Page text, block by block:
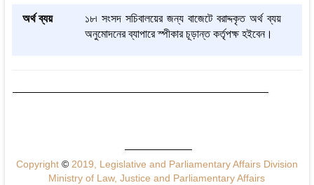
অর্থ ব্যয়
১৮৷ সংসদ সচিবালয়ের জন্য বাজেটে বরাদ্দকৃত অর্থ ব্যয়
অনুমোদনের ব্যাপারে স্পীকার চূড়ান্ত কর্তৃপক্ষ হইবেন।
Copyright ©2019, Legislative and Parliamentary Affairs Division
Ministry of Law, Justice and Parliamentary Affairs